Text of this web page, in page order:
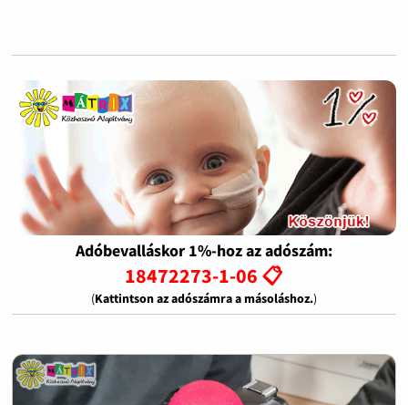
Adóbevalláskor 1%-hoz az adószám:
18472273-1-06 📋
(Kattintson az adószámra a másoláshoz.)